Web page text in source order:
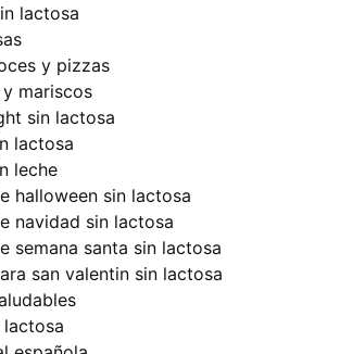
lactosa
y pizzas
y mariscos
sin lactosa
lactosa
leche
halloween sin lactosa
navidad sin lactosa
semana santa sin lactosa
san valentin sin lactosa
lactosa